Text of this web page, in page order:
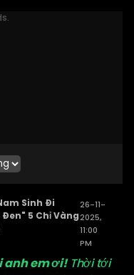
Sinh Đi
5 Chỉ Vàng
26-11-
2025,
11:00
PM
anh em ơi!Thời tới